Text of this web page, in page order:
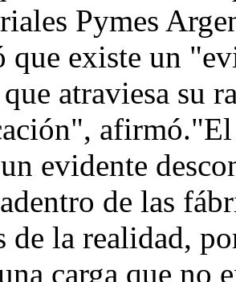
Pymes
que existe un
atraviesa su
afirmó."El
evidente
de las
de la realidad,
carga que no